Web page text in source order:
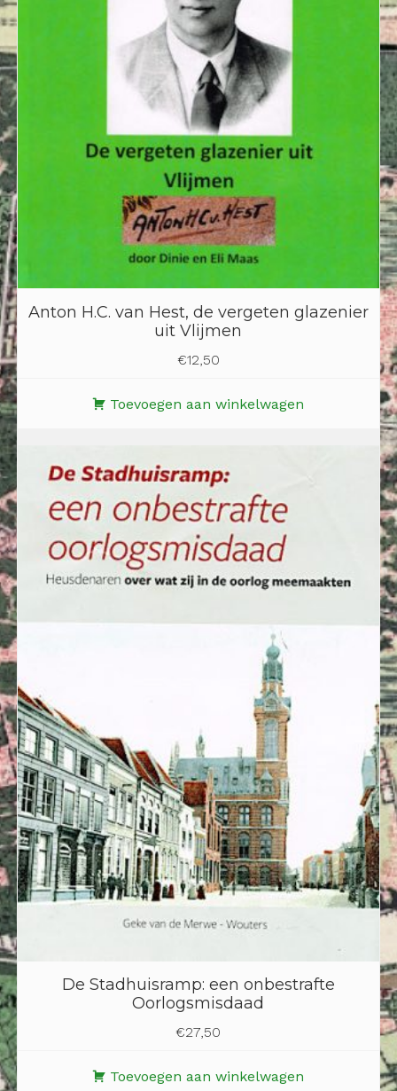
Anton H.C. van Hest, de vergeten glazenier
uit Vlijmen
€12,50
Toevoegen aan winkelwagen
De Stadhuisramp: een onbestrafte
Oorlogsmisdaad
€27,50
Toevoegen aan winkelwagen